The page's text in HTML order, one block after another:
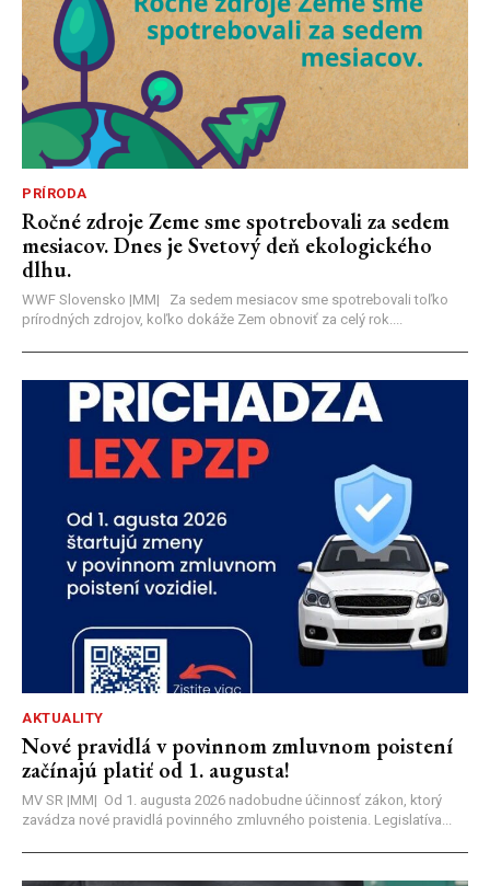
PRÍRODA
Ročné zdroje Zeme sme spotrebovali za sedem
mesiacov. Dnes je Svetový deň ekologického
dlhu.
WWF Slovensko |MM| Za sedem mesiacov sme spotrebovali toľko
prírodných zdrojov, koľko dokáže Zem obnoviť za celý rok....
AKTUALITY
Nové pravidlá v povinnom zmluvnom poistení
začínajú platiť od 1. augusta!
MV SR |MM| Od 1. augusta 2026 nadobudne účinnosť zákon, ktorý
zavádza nové pravidlá povinného zmluvného poistenia. Legislatíva...